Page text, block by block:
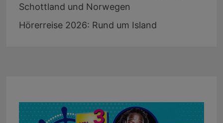
Schottland und Norwegen
Hörerreise 2026: Rund um Island